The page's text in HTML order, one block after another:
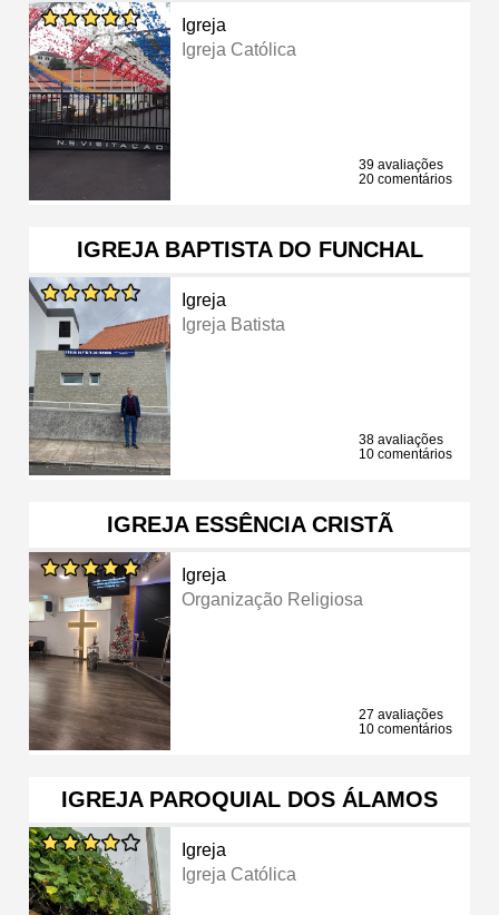
Igreja
Igreja Católica
39 avaliações
20 comentários
IGREJA BAPTISTA DO FUNCHAL
Igreja
Igreja Batista
38 avaliações
10 comentários
IGREJA ESSÊNCIA CRISTÃ
Igreja
Organização Religiosa
27 avaliações
10 comentários
IGREJA PAROQUIAL DOS ÁLAMOS
Igreja
Igreja Católica